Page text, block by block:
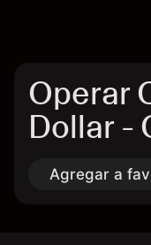
Operar
Dollar -
Agregar a